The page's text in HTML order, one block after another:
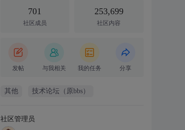
701
社区成员
253,699
社区内容
发帖 与我相关 我的任务 分享
其他 技术论坛（原bbs）
社区管理员